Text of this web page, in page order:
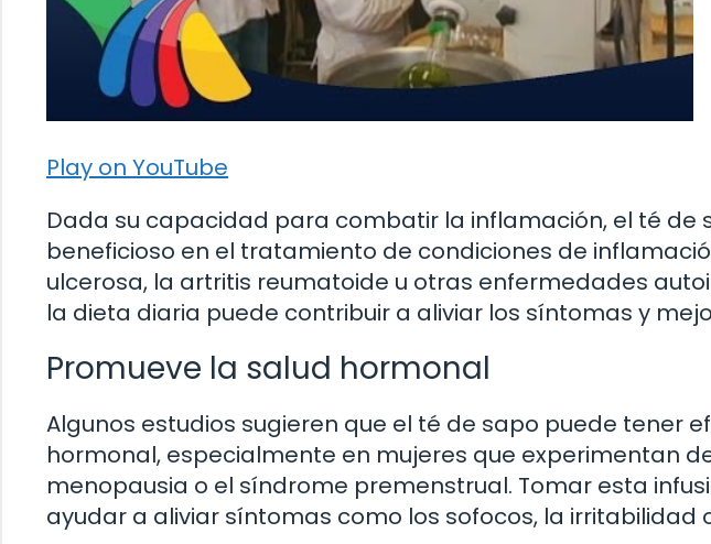
Play on YouTube
Dada su capacidad para combatir la inflamación, el té de
beneficioso en el tratamiento de condiciones de
ulcerosa, la artritis reumatoide u otras enfermedades
la dieta diaria puede contribuir a aliviar los síntomas y
Promueve la salud hormonal
Algunos estudios sugieren que el té de sapo puede tener
hormonal, especialmente en mujeres que experimentan
menopausia o el síndrome premenstrual. Tomar esta
ayudar a aliviar síntomas como los sofocos, la irritabilidad